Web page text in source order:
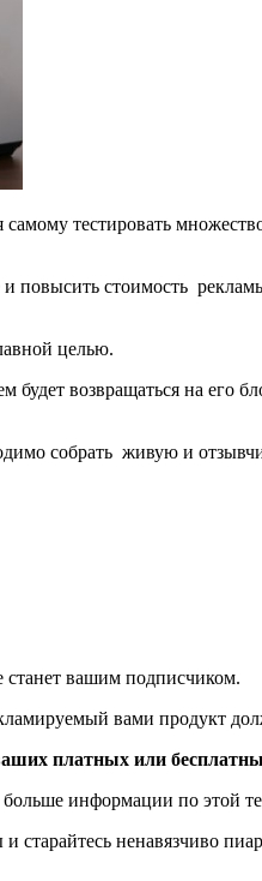
тестировать
и повысить стоимость
целью.
возвращаться на его
собрать живую и
станет вашим подписчиком.
вами продукт
платных или
информации по этой
ненавязчиво